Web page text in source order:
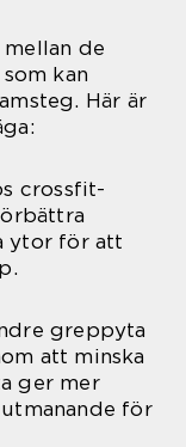
de
kan
Här är
crossfit-
ytor för att
greppyta
att minska
ger mer
för